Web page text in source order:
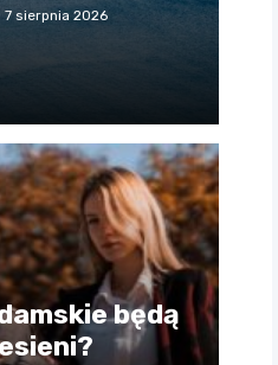
7 sierpnia 2026
będą